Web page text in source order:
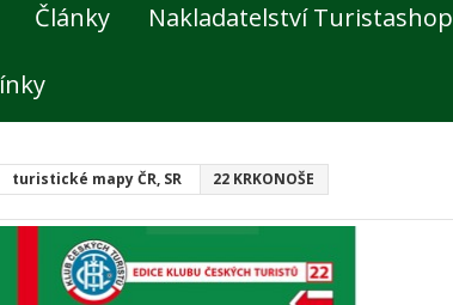
Články Nakladatelství Turistashop
turistické mapy ČR, SR 22 KRKONOŠE